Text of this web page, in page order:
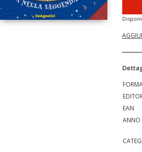
EAN
ANNO